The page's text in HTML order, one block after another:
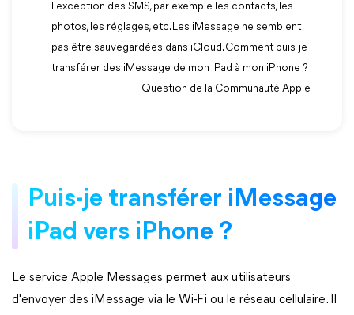
l'exception des SMS, par exemple les contacts, les
photos, les réglages, etc. Les iMessage ne semblent
pas être sauvegardées dans iCloud. Comment puis-je
transférer des iMessage de mon iPad à mon iPhone ?
- Question de la Communauté Apple
Puis-je transférer iMessage
iPad vers iPhone ?
Le service Apple Messages permet aux utilisateurs
d'envoyer des iMessage via le Wi-Fi ou le réseau cellulaire. Il